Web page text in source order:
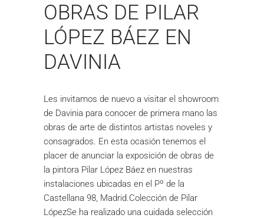
OBRAS DE PILAR
LÓPEZ BÁEZ EN
DAVINIA
Les invitamos de nuevo a visitar el showroom
de Davinia para conocer de primera mano las
obras de arte de distintos artistas noveles y
consagrados. En esta ocasión tenemos el
placer de anunciar la exposición de obras de
la pintora Pilar López Báez en nuestras
instalaciones ubicadas en el Pº de la
Castellana 98, Madrid.Colección de Pilar
LópezSe ha realizado una cuidada selección